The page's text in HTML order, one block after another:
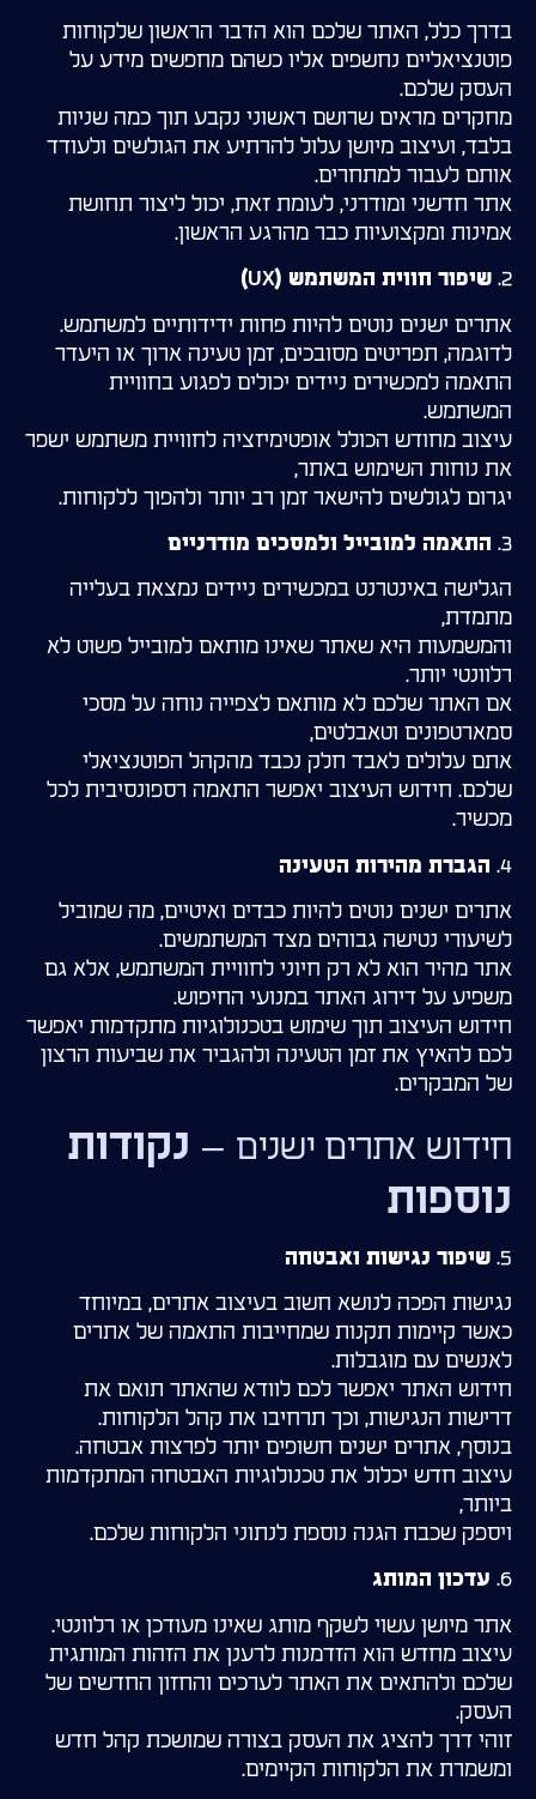
בדרך כלל, האתר שלכם הוא הדבר הראשון שלקוחות
פוטנציאליים נחשפים אליו כשהם מחפשים מידע על
העסק שלכם.
מחקרים מראים שרושם ראשוני נקבע תוך כמה שניות
בלבד, ועיצוב מיושן עלול להרתיע את הגולשים ולעודד
אותם לעבור למתחרים.
אתר חדשני ומודרני, לעומת זאת, יכול ליצור תחושת
אמינות ומקצועיות כבר מהרגע הראשון.
2. שיפור חווית המשתמש (UX)
אתרים ישנים נוטים להיות פחות ידידותיים למשתמש.
לדוגמה, תפריטים מסובכים, זמן טעינה ארוך או היעדר
התאמה למכשירים ניידים יכולים לפגוע בחוויית
המשתמש.
עיצוב מחודש הכולל אופטימיזציה לחוויית משתמש ישפר
את נוחות השימוש באתר,
יגרום לגולשים להישאר זמן רב יותר ולהפוך ללקוחות.
3. התאמה למובייל ולמסכים מודרניים
הגלישה באינטרנט במכשירים ניידים נמצאת בעלייה
מתמדת,
והמשמעות היא שאתר שאינו מותאם למובייל פשוט לא
רלוונטי יותר.
אם האתר שלכם לא מותאם לצפייה נוחה על מסכי
סמארטפונים וטאבלטים,
אתם עלולים לאבד חלק נכבד מהקהל הפוטנציאלי
שלכם. חידוש העיצוב יאפשר התאמה רספונסיבית לכל
מכשיר.
4. הגברת מהירות הטעינה
אתרים ישנים נוטים להיות כבדים ואיטיים, מה שמוביל
לשיעורי נטישה גבוהים מצד המשתמשים.
אתר מהיר הוא לא רק חיוני לחוויית המשתמש, אלא גם
משפיע על דירוג האתר במנועי החיפוש.
חידוש העיצוב תוך שימוש בטכנולוגיות מתקדמות יאפשר
לכם להאיץ את זמן הטעינה ולהגביר את שביעות הרצון
של המבקרים.
חידוש אתרים ישנים – נקודות
נוספות
5. שיפור נגישות ואבטחה
נגישות הפכה לנושא חשוב בעיצוב אתרים, במיוחד
כאשר קיימות תקנות שמחייבות התאמה של אתרים
לאנשים עם מוגבלות.
חידוש האתר יאפשר לכם לוודא שהאתר תואם את
דרישות הנגישות, וכך תרחיבו את קהל הלקוחות.
בנוסף, אתרים ישנים חשופים יותר לפרצות אבטחה.
עיצוב חדש יכלול את טכנולוגיות האבטחה המתקדמות
ביותר,
ויספק שכבת הגנה נוספת לנתוני הלקוחות שלכם.
6. עדכון המותג
אתר מיושן עשוי לשקף מותג שאינו מעודכן או רלוונטי.
עיצוב מחדש הוא הזדמנות לרענן את הזהות המותגית
שלכם ולהתאים את האתר לערכים והחזון החדשים של
העסק.
זוהי דרך להציג את העסק בצורה שמושכת קהל חדש
ומשמרת את הלקוחות הקיימים.